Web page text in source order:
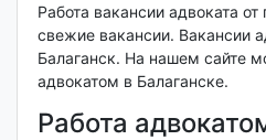
Работа вакансии адвоката
свежие вакансии. Вакансии
Балаганск. На нашем сайте
адвокатом в Балаганске.
Работа